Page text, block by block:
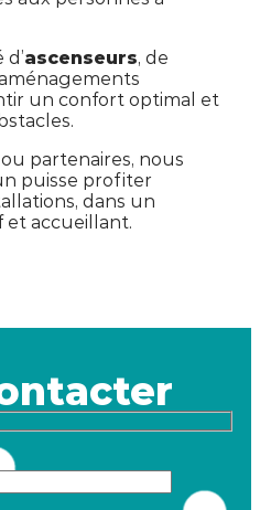
ascenseurs, de
un confort optimal et
partenaires, nous
puisse profiter
dans un
et accueillant.